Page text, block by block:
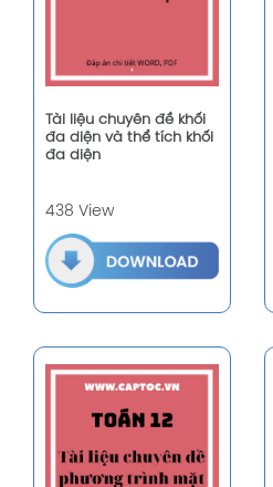
Tài liệu chuyên đề khối
đa diện và thể tích khối
đa diện
438 View